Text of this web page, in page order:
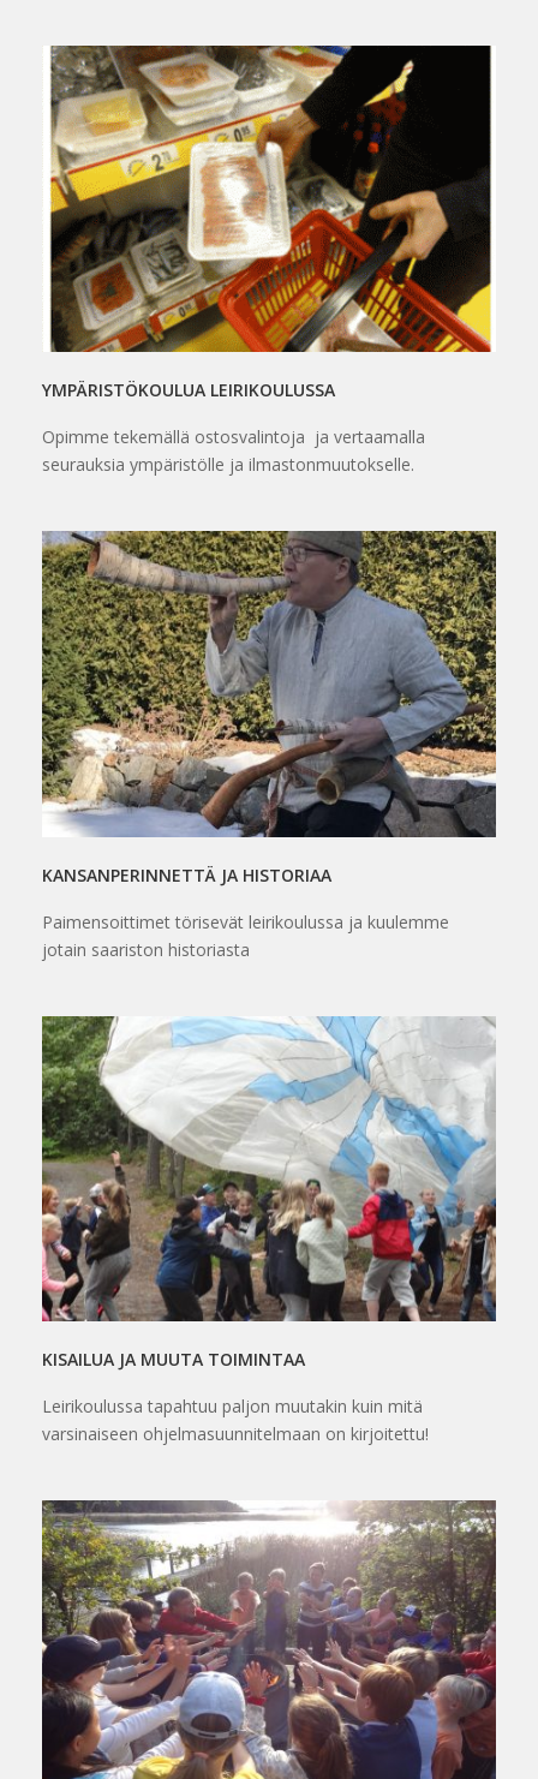
YMPÄRISTÖKOULUA LEIRIKOULUSSA
Opimme tekemällä ostosvalintoja ja vertaamalla
seurauksia ympäristölle ja ilmastonmuutokselle.
KANSANPERINNETTÄ JA HISTORIAA
Paimensoittimet törisevät leirikoulussa ja kuulemme
jotain saariston historiasta
KISAILUA JA MUUTA TOIMINTAA
Leirikoulussa tapahtuu paljon muutakin kuin mitä
varsinaiseen ohjelmasuunnitelmaan on kirjoitettu!